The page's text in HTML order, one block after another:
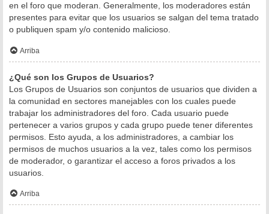
en el foro que moderan. Generalmente, los moderadores están
presentes para evitar que los usuarios se salgan del tema tratado
o publiquen spam y/o contenido malicioso.
Arriba
¿Qué son los Grupos de Usuarios?
Los Grupos de Usuarios son conjuntos de usuarios que dividen a
la comunidad en sectores manejables con los cuales puede
trabajar los administradores del foro. Cada usuario puede
pertenecer a varios grupos y cada grupo puede tener diferentes
permisos. Esto ayuda, a los administradores, a cambiar los
permisos de muchos usuarios a la vez, tales como los permisos
de moderador, o garantizar el acceso a foros privados a los
usuarios.
Arriba